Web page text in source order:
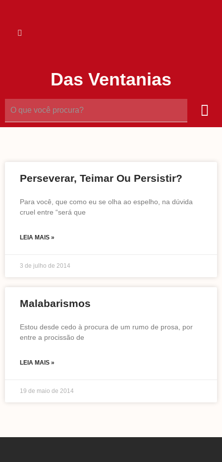
Das Ventanias
Perseverar, Teimar Ou Persistir?
Para você, que como eu se olha ao espelho, na dúvida
cruel entre “será que
LEIA MAIS »
3 de julho de 2014
Malabarismos
Estou desde cedo à procura de um rumo de prosa, por
entre a procissão de
LEIA MAIS »
19 de maio de 2014